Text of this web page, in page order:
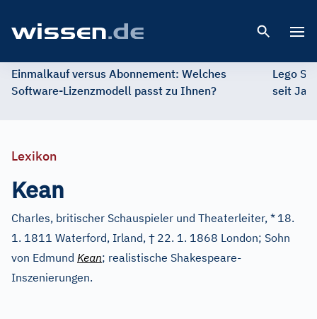
Einmalkauf versus Abonnement: Welches
Software-Lizenzmodell passt zu Ihnen?
Lego
seit
Lexikon
Kean
Charles, britischer Schauspieler und Theaterleiter, * 18.
1. 1811 Waterford, Irland, † 22. 1. 1868 London; Sohn
von Edmund Kean; realistische Shakespeare-
Inszenierungen.